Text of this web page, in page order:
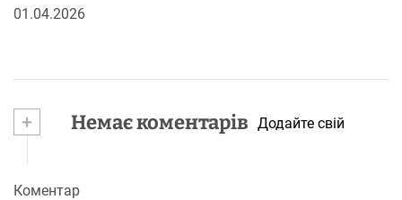
01.04.2026
+ Немає коментарів Додайте свій
Коментар